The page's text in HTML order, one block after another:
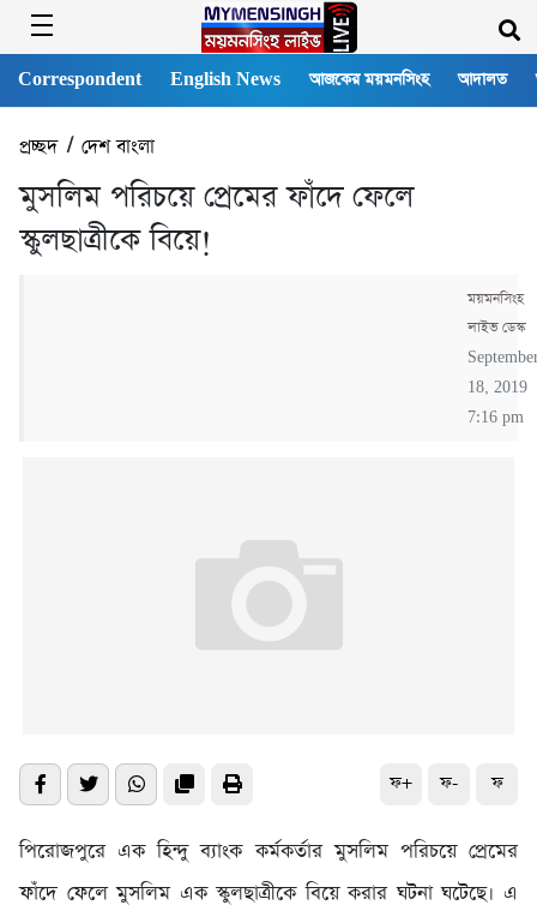
Correspondent English News আজকের ময়মনসিংহ আদালত
প্রচ্ছদ/ দেশ বাংলা
মুসলিম পরিচয়ে প্রেমের ফাঁদে ফেলে
স্কুলছাত্রীকে বিয়ে!
ময়মনসিংহ
লাইভ ডেস্ক
18, 2019
7:16 pm
ফ+ ফ- ফ
পিরোজপুরে এক হিন্দু ব্যাংক কর্মকর্তার মুসলিম পরিচয়ে প্রেমের
ফাঁদে ফেলে মুসলিম এক স্কুলছাত্রীকে বিয়ে করার ঘটনা ঘটেছে। এ